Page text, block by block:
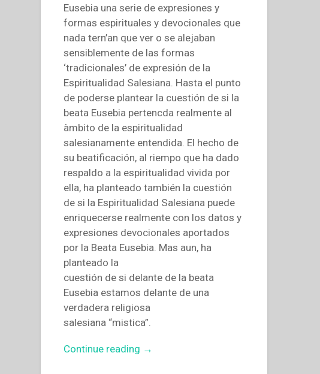
Eusebia una serie de expresiones y
formas espirituales y devocionales que
nada tern’an que ver o se alejaban
sensiblemente de las formas
‘tradicionales’ de expresión de la
Espiritualidad Salesiana. Hasta el punto
de poderse plantear la cuestión de si la
beata Eusebia pertencda realmente al
àmbito de la espiritualidad
salesianamente entendida. El hecho de
su beatificación, al riempo que ha dado
respaldo a la espiritualidad vivida por
ella, ha planteado también la cuestión
de si la Espiritualidad Salesiana puede
enriquecerse realmente con los datos y
expresiones devocionales aportados
por la Beata Eusebia. Mas aun, ha
planteado la
cuestión de si delante de la beata
Eusebia estamos delante de una
verdadera religiosa
salesiana “mistica”.
Continue reading “Antonio
→